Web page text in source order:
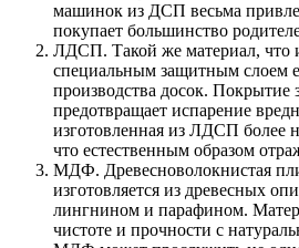
машинок из ДСП весьма
покупает большинство
ЛДСП. Такой же материал,
специальным защитным слоем
производства досок. Покрытие
предотвращает испарение
изготовленная из ЛДСП более
что естественным образом
МДФ. Древесноволокнистая
изготовляется из древесных
лингнином и парафином.
чистоте и прочности с